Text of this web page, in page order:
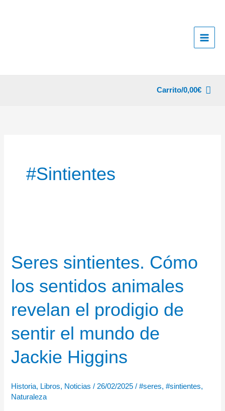
Carrito/0,00€
#sintientes
Seres sintientes. Cómo
los sentidos animales
revelan el prodigio de
sentir el mundo de
Jackie Higgins
Historia, Libros, Noticias / 26/02/2025/#seres,#sintientes,
Naturaleza